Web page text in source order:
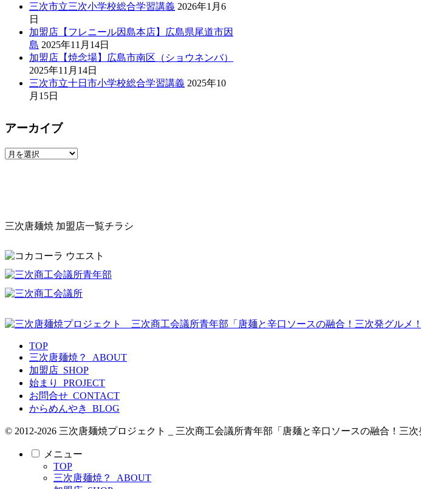
三次市立三次小学校総合学習講義 2026年1月6
日
加盟店【フレニール因島本店】広島県尾道市因
島 2025年11月14日
加盟店【焼念場】広島市南区（ショウネンバ）
2025年11月14日
三次市立十日市小学校総合学習講義 2025年10
月15日
アーカイブ
ア
三次唐麺焼 加盟店一覧チラシ
TOP
三次唐麺焼？_ABOUT
加盟店_SHOP
始まり_PROJECT
お問合せ_CONTACT
からめんやき_BLOG
© 2012-2026 三次唐麺焼プロジェクト _ 三次商工会議所青年部「唐麺と辛口ソースの融合！三
メニュー
TOP
三次唐麺焼？_ABOUT